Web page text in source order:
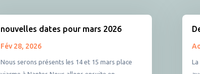
nouvelles dates pour mars 2026
Fév 28, 2026
Nous serons présents les 14 et 15 mars place